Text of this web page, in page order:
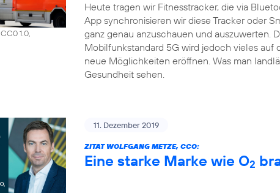
CC0 1.0,
Heute tragen wir Fitnesstracker, die via
App synchronisieren wir diese Tracker oder
ganz genau anzuschauen und auszuwerten.
Mobilfunkstandard 5G wird jedoch vieles
neue Möglichkeiten eröffnen. Was man
Gesundheit sehen.
11. Dezember 2019
ZITAT WOLFGANG METZE, CCO:
Eine starke Marke wie O2